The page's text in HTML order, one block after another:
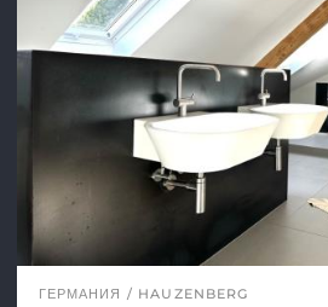
ГЕРМАНИЯ HAUZENBERG